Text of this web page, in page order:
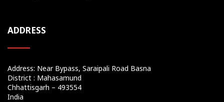
ADDRESS
Address: Near Bypass, Saraipali Road Basna
District : Mahasamund
Chhattisgarh – 493554
India